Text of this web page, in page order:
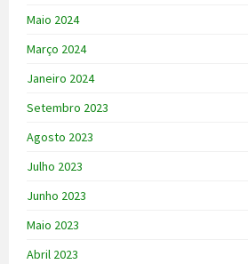
Maio 2024
Março 2024
Janeiro 2024
Setembro 2023
Agosto 2023
Julho 2023
Junho 2023
Maio 2023
Abril 2023